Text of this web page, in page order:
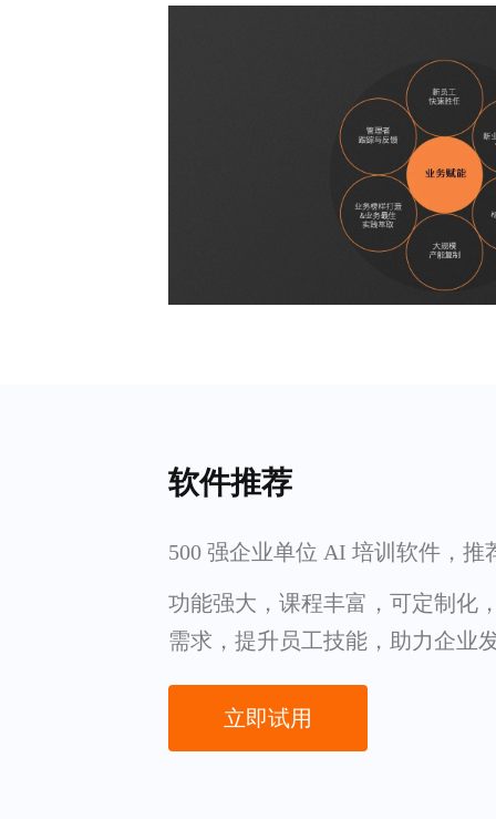
软件推荐
500 强企业单位 AI 培训软件，推
功能强大，课程丰富，可定制化
需求，提升员工技能，助力企业
立即试用